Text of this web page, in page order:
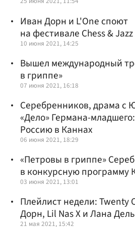
Иван Дорн и L'One споют
на фестивале Chess & Jazz
10 июня 2021, 14:25
Вышел международный
в гриппе»
07 июня 2021, 16:18
Серебренников, драма с
«Дело» Германа-
Россию в Каннах
06 июня 2021, 18:29
«Петровы в гриппе»
в конкурсную программу
03 июня 2021, 13:01
Плейлист недели: Twenty
Дорн, Lil Nas X и Лана
21 мая 2021, 15:42